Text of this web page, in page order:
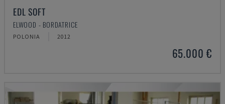
EDL SOFT
ELWOOD - BORDATRICE
POLONIA 2012
65.000 €